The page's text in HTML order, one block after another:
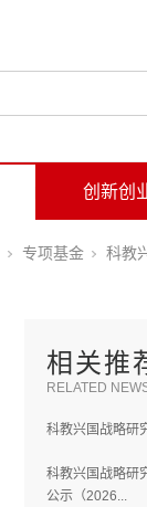
创新创
专项基金 科教
相关推
RELATED
科教兴国战略研
科教兴国战略研
公示（2026...